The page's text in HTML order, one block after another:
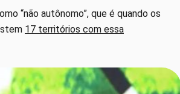
“não autônomo”, que é quando os
17 territórios com essa